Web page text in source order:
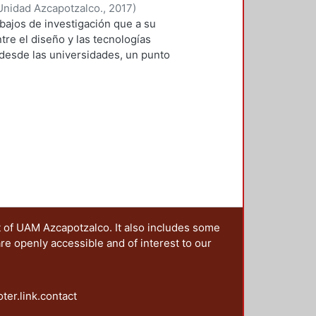
enlaza directamen¬te la
puesta en práctica de
aulas, Marco Ferruzca
revitalizar y mejorar la
para profundizar en
soluciones. En los dos últimos
lo largo del cuarto, Itzel Sainz
electrónica, cuyo proceso
respecto a los actores
de la comunicación gráfica
Azcapotzalco., 2017)
Adrián;Lopez-Martinez,
Ramsses;Sainz, Itzel;Zafra
de investigación que a su
el diseño y las tecnologías
las universidades, un punto
Jornada”, dirigido por la Mtra.
de Ramses Román
López y un servidor; el
más objetivos que los
UAM Azcapotzalco. It also includes some
openly accessible and of interest to our